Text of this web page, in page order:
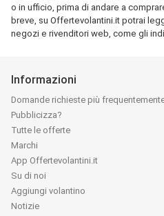
o in ufficio, prima di andare a
breve, su Offertevolantini.it potrai
negozi e rivenditori web, come gli
Informazioni
Domande richieste più
Pubblicizza?
Tutte le offerte
Marchi
App Offertevolantini.it
Su di noi
Aggiungi volantino
Notizie